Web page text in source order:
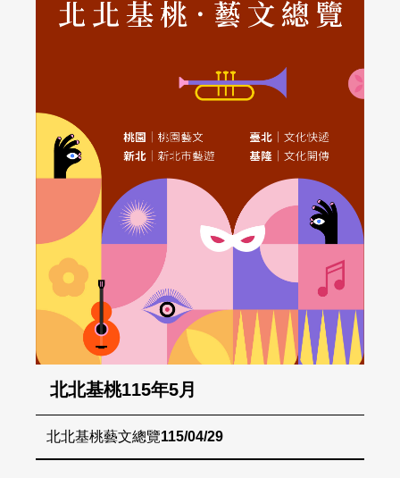
北北基桃115年5月
北北基桃藝文總覽115/04/29